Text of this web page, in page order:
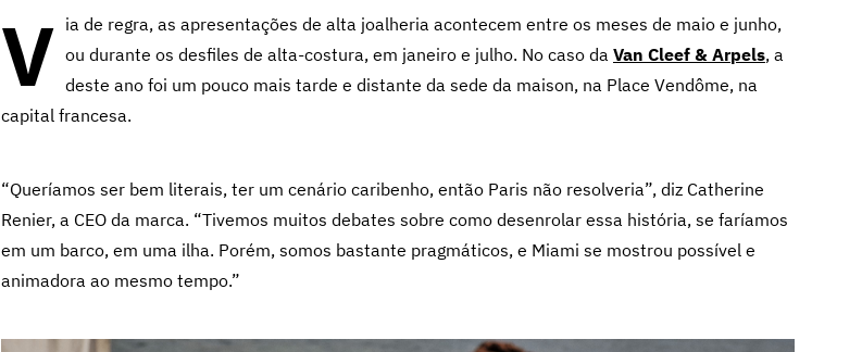
V ia de regra, as apresentações de alta joalheria acontecem entre os meses de maio e junho,
ou durante os desfiles de alta-costura, em janeiro e julho. No caso da Van Cleef & Arpels, a
deste ano foi um pouco mais tarde e distante da sede da maison, na Place Vendôme, na
capital francesa.
“Queríamos ser bem literais, ter um cenário caribenho, então Paris não resolveria”, diz Catherine
Renier, a CEO da marca. “Tivemos muitos debates sobre como desenrolar essa história, se faríamos
em um barco, em uma ilha. Porém, somos bastante pragmáticos, e Miami se mostrou possível e
animadora ao mesmo tempo.”